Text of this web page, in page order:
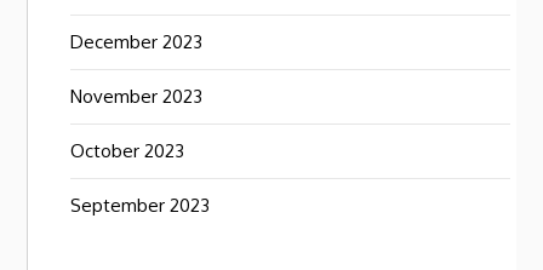
December 2023
November 2023
October 2023
September 2023